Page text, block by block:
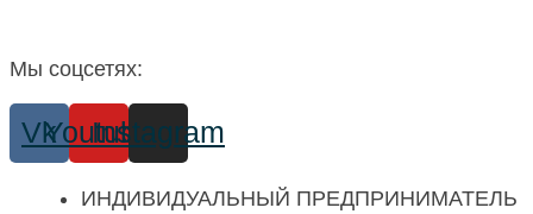
Мы соцсетях:
VkYoutube
Instagram
ИНДИВИДУАЛЬНЫЙ ПРЕДПРИНИМАТЕЛЬ